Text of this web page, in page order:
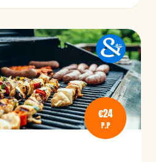
€24
P.P